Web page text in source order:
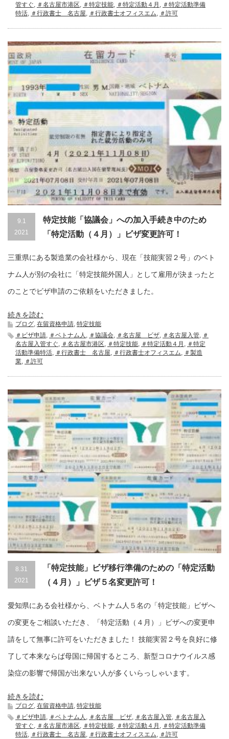
管すぐ
＃名古屋市港区 ＃特定技能 ＃特定活動４月
＃特定活動準備
特活
＃行政書士 名古屋 ＃行政書士オフィスエム ＃許可
9.1
2021
特定技能「協議会」への加入手続き中のため
「特定活動（４月）」ビザ変更許可！
三重県にある製造業の会社様から、現在「技能実習２号」のベト
ナム人が別の会社に「特定技能外国人」として雇用が決まったと
のことでビザ申請のご依頼をいただきました。
続きを読む
ブログ, 在留資格申請, 特定技能
＃ビザ申請, ＃ベトナム人 , ＃協議会, ＃名古屋 ビザ, ＃名古屋入管, ＃
名古屋入管すぐ, ＃名古屋市港区, ＃特定技能, ＃特定活動４月 , ＃特定
活動準備特活, ＃行政書士 名古屋, ＃行政書士オフィスエム, ＃製造
業, ＃許可
8.31
2021
「特定技能」ビザ移行準備のための「特定活動
（４月）」ビザ５名変更許可！
愛知県にある会社様から、ベトナム人５名の「特定技能」ビザへ
の変更をご相談いただき、「特定活動（４月）」ビザへの変更申
請をして無事に許可をいただきました！ 技能実習２号を良好に修
了して本来ならば母国に帰国するところ、新型コロナウイルス感
染症の影響で帰国が出来ない人が多くいらっしゃいます。
続きを読む
ブログ, 在留資格申請, 特定技能
＃ビザ申請, ＃ベトナム人 , ＃名古屋 ビザ, ＃名古屋入管, ＃名古屋入
管すぐ, ＃名古屋市港区, ＃特定技能, ＃特定活動４月 , ＃特定活動準備
特活, ＃行政書士 名古屋, ＃行政書士オフィスエム, ＃許可